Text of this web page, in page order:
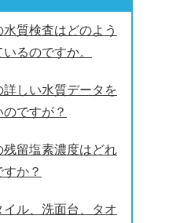
水質検査はどのよう
るのですか。
詳しい水質データを
ですが？
残留塩素濃度はどれ
すか？
イル、洗面台、タオ